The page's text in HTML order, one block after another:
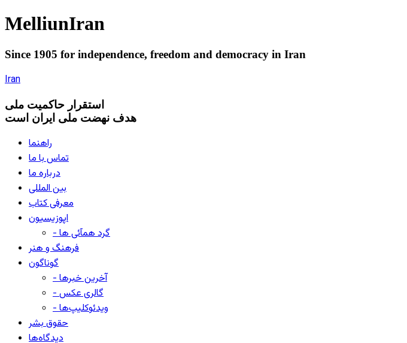
MelliunIran
Since 1905 for independence, freedom and democracy in Iran
Iran
استقرار حاکميت ملی
هدف نهضت ملی ایران است
راهنما
تماس با ما
درباره ما
بین المللی
معرفی کتاب
اپوزیسیون
- گرد همآئی ها
فرهنگ و هنر
گوناگون
- آخرین خبرها
- گالری عکس
- ویدئوکلیپ‌ها
حقوق بشر
دیدگاه‌ها